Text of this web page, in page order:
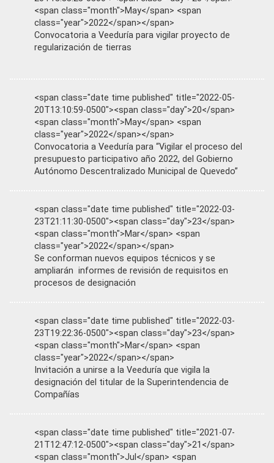
<span class="month">May</span> <span
class="year">2022</span></span>
Convocatoria a Veeduría para vigilar proyecto de
regularización de tierras
<span class="date time published" title="2022-05-
20T13:10:59-0500"><span class="day">20</span>
<span class="month">May</span> <span
class="year">2022</span></span>
Convocatoria a Veeduría para “Vigilar el proceso del
presupuesto participativo año 2022, del Gobierno
Autónomo Descentralizado Municipal de Quevedo”
<span class="date time published" title="2022-03-
23T21:11:30-0500"><span class="day">23</span>
<span class="month">Mar</span> <span
class="year">2022</span></span>
Se conforman nuevos equipos técnicos y se
ampliarán informes de revisión de requisitos en
procesos de designación
<span class="date time published" title="2022-03-
23T19:22:36-0500"><span class="day">23</span>
<span class="month">Mar</span> <span
class="year">2022</span></span>
Invitación a unirse a la Veeduría que vigila la
designación del titular de la Superintendencia de
Compañías
<span class="date time published" title="2021-07-
21T12:47:12-0500"><span class="day">21</span>
<span class="month">Jul</span> <span